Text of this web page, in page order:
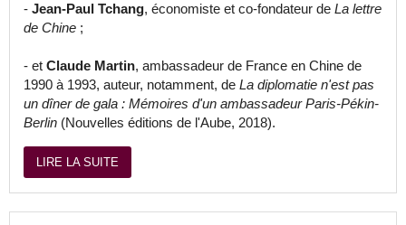
- Jean-Paul Tchang, économiste et co-fondateur de La lettre
de Chine ;
- et Claude Martin, ambassadeur de France en Chine de
1990 à 1993, auteur, notamment, de La diplomatie n'est pas
un dîner de gala : Mémoires d'un ambassadeur Paris-Pékin-
Berlin (Nouvelles éditions de l'Aube, 2018).
LIRE LA SUITE